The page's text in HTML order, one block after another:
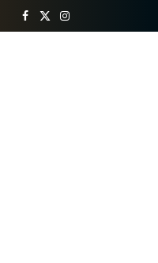
Facebook
X
Instagram